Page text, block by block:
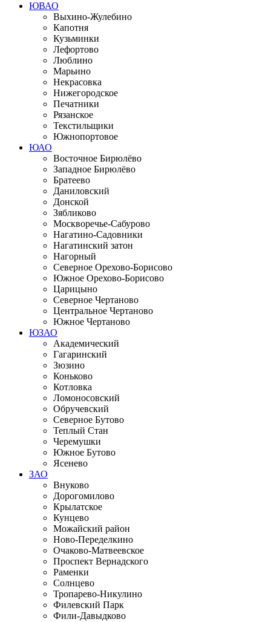
ЮВАО
Выхино-Жулебино
Капотня
Кузьминки
Лефортово
Люблино
Марьино
Некрасовка
Нижегородское
Печатники
Рязанское
Текстильщики
Южнопортовое
ЮАО
Восточное Бирюлёво
Западное Бирюлёво
Братеево
Даниловский
Донской
Зябликово
Москворечье-Сабурово
Нагатино-Садовники
Нагатинский затон
Нагорный
Северное Орехово-Борисово
Южное Орехово-Борисово
Царицыно
Северное Чертаново
Центральное Чертаново
Южное Чертаново
ЮЗАО
Академический
Гагаринский
Зюзино
Коньково
Котловка
Ломоносовский
Обручевский
Северное Бутово
Теплый Стан
Черемушки
Южное Бутово
Ясенево
ЗАО
Внуково
Дорогомилово
Крылатское
Кунцево
Можайский район
Ново-Переделкино
Очаково-Матвеевское
Проспект Вернадского
Раменки
Солнцево
Тропарево-Никулино
Филевский Парк
Фили-Давыдково